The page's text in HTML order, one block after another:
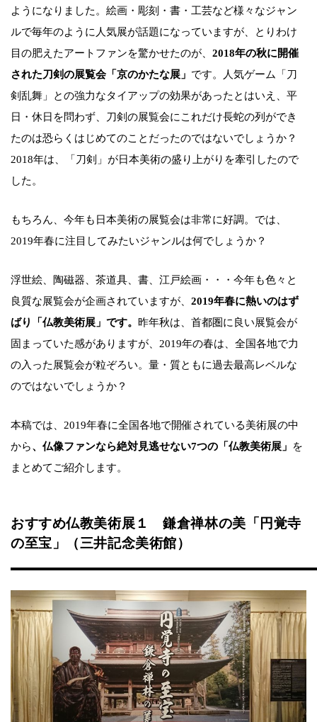
ようになりました。絵画・彫刻・書・工芸など様々なジャン
ルで毎年のように人気展が話題になっていますが、とりわけ
目の肥えたアートファンを驚かせたのが、 2018年の秋に開催
された刀剣の展覧会「京のかたな展」 です。人気ゲーム「刀
剣乱舞」との強力なタイアップの効果があったとはいえ、平
日・休日を問わず、刀剣の展覧会にこれだけ長蛇の列ができ
たのは恐らくはじめてのことだったのではないでしょうか？
2018年は、「刀剣」が日本美術の盛り上がりを牽引したので
した。
もちろん、今年も日本美術の展覧会は非常に好調。では、
2019年春に注目してみたいジャンルは何でしょうか？
浮世絵、陶磁器、茶道具、書、江戸絵画・・・今年も色々と
良質な展覧会が企画されていますが、 2019年春に熱いのはず
ばり「仏教美術展」です。 昨年秋は、首都圏に良い展覧会が
固まっていた感がありますが、2019年の春は、全国各地で力
の入った展覧会が粒ぞろい。量・質ともに過去最高レベルな
のではないでしょうか？
本稿では、2019年春に全国各地で開催されている美術展の中
から、仏像ファンなら絶対見逃せない7つの「仏教美術展」
を
まとめてご紹介します。
おすすめ仏教美術展１ 鎌倉禅林の美「円覚寺
の至宝」（三井記念美術館）